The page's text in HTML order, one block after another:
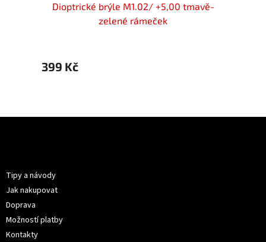
Dioptrické brýle M1.02/ +5,00 tmavě-
zelené rámeček
399 Kč
Tipy a návody
Jak nakupovat
Doprava
Možností platby
Kontakty